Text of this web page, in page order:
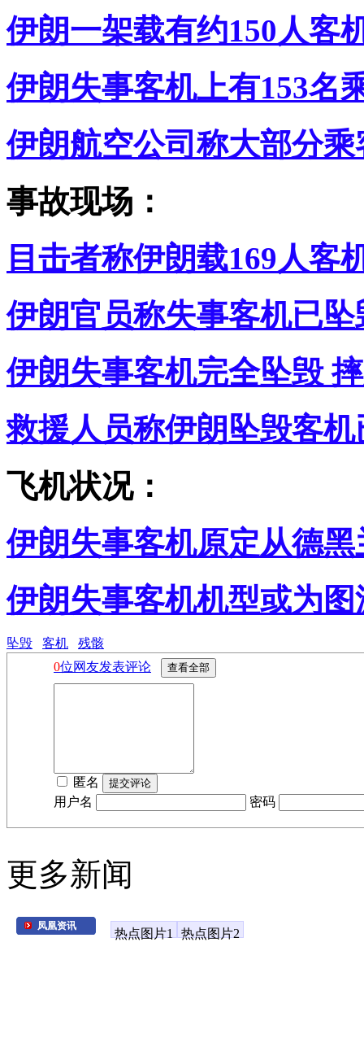
伊朗一架载有约150人客
伊朗失事客机上有153名
伊朗航空公司称大部分
事故现场：
目击者称伊朗载169人客
伊朗官员称失事客机已
伊朗失事客机完全坠毁
救援人员称伊朗坠毁客
飞机状况：
伊朗失事客机原定从德
伊朗失事客机机型或为
坠毁 客机
残骸
0位网友发表评论
匿名
用户名
密码
更多新闻
凤凰资讯
热点图片1 热点图片2